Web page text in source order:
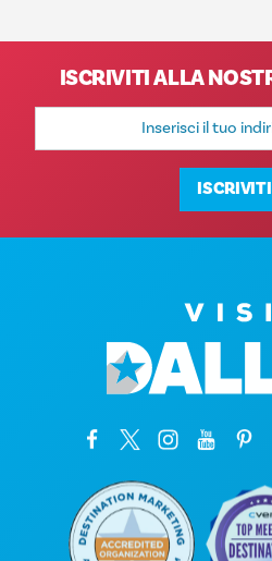
ISCRIVITI ALLA
Indirizzo
mail
ISCRIVITI